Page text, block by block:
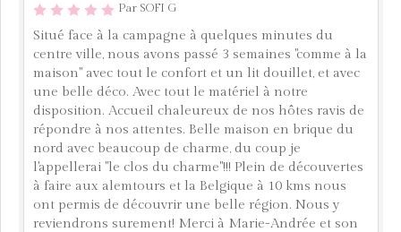
Par SOFI G
Situé face à la campagne à quelques minutes du
centre ville, nous avons passé 3 semaines "comme à la
maison" avec tout le confort et un lit douillet, et avec
une belle déco. Avec tout le matériel à notre
disposition. Accueil chaleureux de nos hôtes ravis de
répondre à nos attentes. Belle maison en brique du
nord avec beaucoup de charme, du coup je
l'appellerai "le clos du charme"!!! Plein de découvertes
à faire aux alemtours et la Belgique à 10 kms nous
ont permis de découvrir une belle région. Nous y
reviendrons surement! Merci à Marie-Andrée et son